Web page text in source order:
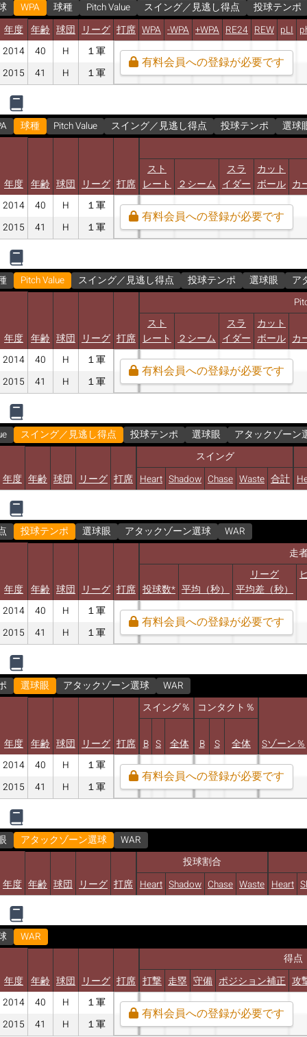
WPA 球種 Pitch Value スイング／見逃し得点
投球テンポ
年度 年齢 球団 リーグ 打席 WPA -WPA +WPA RE24 REW pLI
2014
40 H
１軍
2015
41 H １軍
有料会員への登録が必要です
球種 Pitch Value スイング／見逃し得点 投球テンポ 選球
年度 年齢 球団 リーグ 打席
スト
レート ２シーム
スラ
イダー
カット
ボール カ
2014
40 H
１軍
2015
41 H １軍
有料会員への登録が必要です
Pitch Value スイング／見逃し得点 投球テンポ 選球眼
ア
年度 年齢 球団 リーグ 打席
スト
レート ２シーム
スラ
イダー
カット
ボール カ
2014
40 H
１軍
2015
41 H １軍
有料会員への登録が必要です
スイング／見逃し得点 投球テンポ 選球眼
アタックゾーン
スイング
年度 年齢 球団 リーグ 打席 Heart Shadow Chase Waste 合計
投球テンポ 選球眼 アタックゾーン選球
WAR
走
年度 年齢 球団 リーグ 打席 投球数* 平均（秒）
リーグ
平均差（秒）
2014 40 H
１軍
2015
41 H １軍
有料会員への登録が必要です
選球眼 アタックゾーン選球
WAR
スイング％
コンタクト％
年度 年齢 球団 リーグ 打席 B S 全体 B S 全体
Sゾーン％
2014
40 H
１軍
2015
41 H １軍
有料会員への登録が必要です
アタックゾーン選球
WAR
投球割合
年度 年齢 球団 リーグ 打席 Heart Shadow Chase Waste Heart
WAR
得点
年度 年齢 球団 リーグ 打席 打撃 走塁 守備 ポジション補正 攻
2014
40 H
１軍
2015
41 H １軍
有料会員への登録が必要です